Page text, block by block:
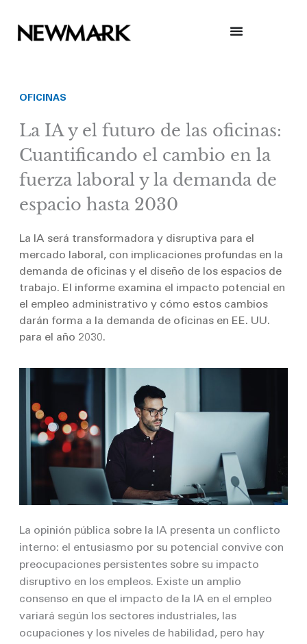
content
OFICINAS
La IA y el futuro de las oficinas:
Cuantificando el cambio en la
fuerza laboral y la demanda de
espacio hasta 2030
La IA será transformadora y disruptiva para el
mercado laboral, con implicaciones profundas en la
demanda de oficinas y el diseño de los espacios de
trabajo. El informe examina el impacto potencial en
el empleo administrativo y cómo estos cambios
darán forma a la demanda de oficinas en EE. UU.
para el año 2030.
La opinión pública sobre la IA presenta un conflicto
interno: el entusiasmo por su potencial convive con
preocupaciones persistentes sobre su impacto
disruptivo en los empleos. Existe un amplio
consenso en que el impacto de la IA en el empleo
variará según los sectores industriales, las
ocupaciones y los niveles de habilidad, pero hay